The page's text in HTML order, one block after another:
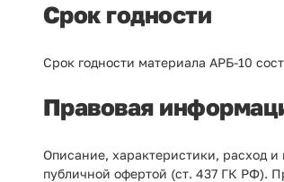
Срок годности
Срок годности материала АРБ-10
Правовая
Описание, характеристики, расход
публичной офертой (ст. 437 ГК РФ).